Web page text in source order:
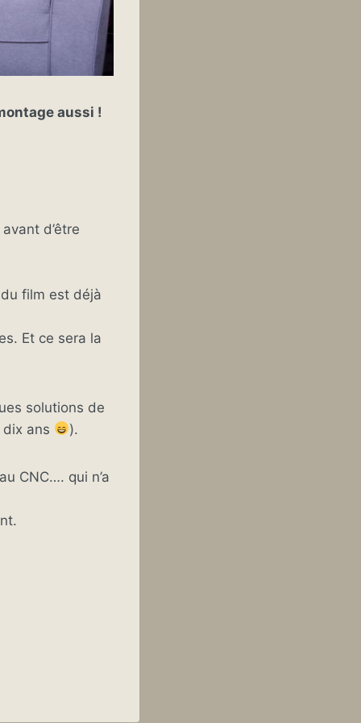
aussi !
d’être
film est déjà
Et ce sera la
solutions de
dix ans
).
CNC…. qui n’a